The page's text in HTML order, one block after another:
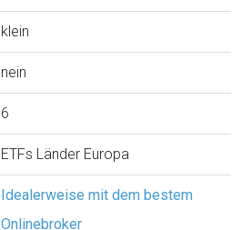
klein
nein
6
ETFs Länder Europa
Idealerweise mit dem bestem
Onlinebroker